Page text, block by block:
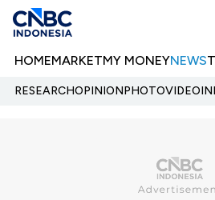
HOMEMARKETMY MONEYNEWS
RESEARCHOPINIONPHOTOVIDEO